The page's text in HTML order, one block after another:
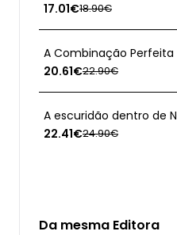
17.01€18.90€
A Combinação Perfeita
20.61€22.90€
A escuridão dentro de
22.41€24.90€
Da mesma Editora